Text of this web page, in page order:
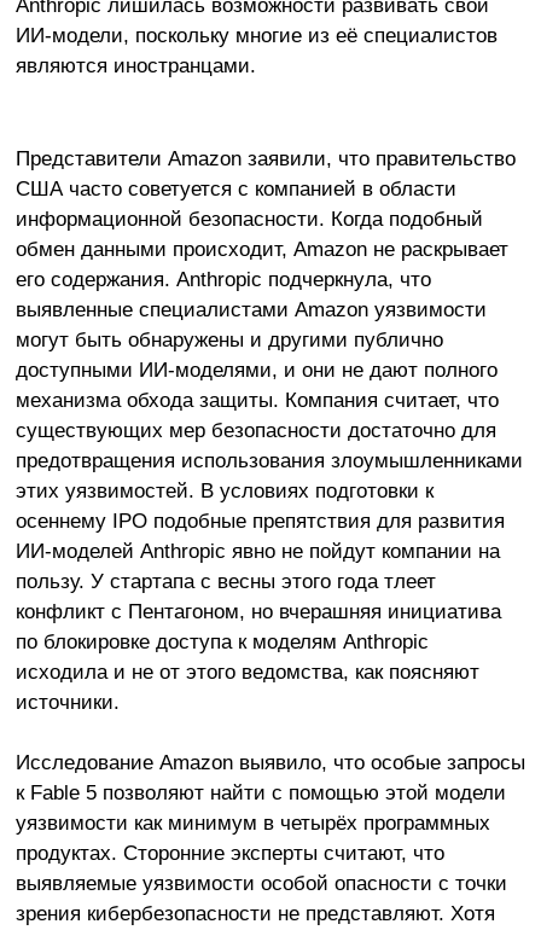
ИИ-модели, поскольку многие из её специалистов
являются иностранцами.
Представители Amazon заявили, что правительство
США часто советуется с компанией в области
информационной безопасности. Когда подобный
обмен данными происходит, Amazon не раскрывает
его содержания. Anthropic подчеркнула, что
выявленные специалистами Amazon уязвимости
могут быть обнаружены и другими публично
доступными ИИ-моделями, и они не дают полного
механизма обхода защиты. Компания считает, что
существующих мер безопасности достаточно для
предотвращения использования злоумышленниками
этих уязвимостей. В условиях подготовки к
осеннему IPO подобные препятствия для развития
ИИ-моделей Anthropic явно не пойдут компании на
пользу. У стартапа с весны этого года тлеет
конфликт с Пентагоном, но вчерашняя инициатива
по блокировке доступа к моделям Anthropic
исходила и не от этого ведомства, как поясняют
источники.
Исследование Amazon выявило, что особые запросы
к Fable 5 позволяют найти с помощью этой модели
уязвимости как минимум в четырёх программных
продуктах. Сторонние эксперты считают, что
выявляемые уязвимости особой опасности с точки
зрения кибербезопасности не представляют. Хотя